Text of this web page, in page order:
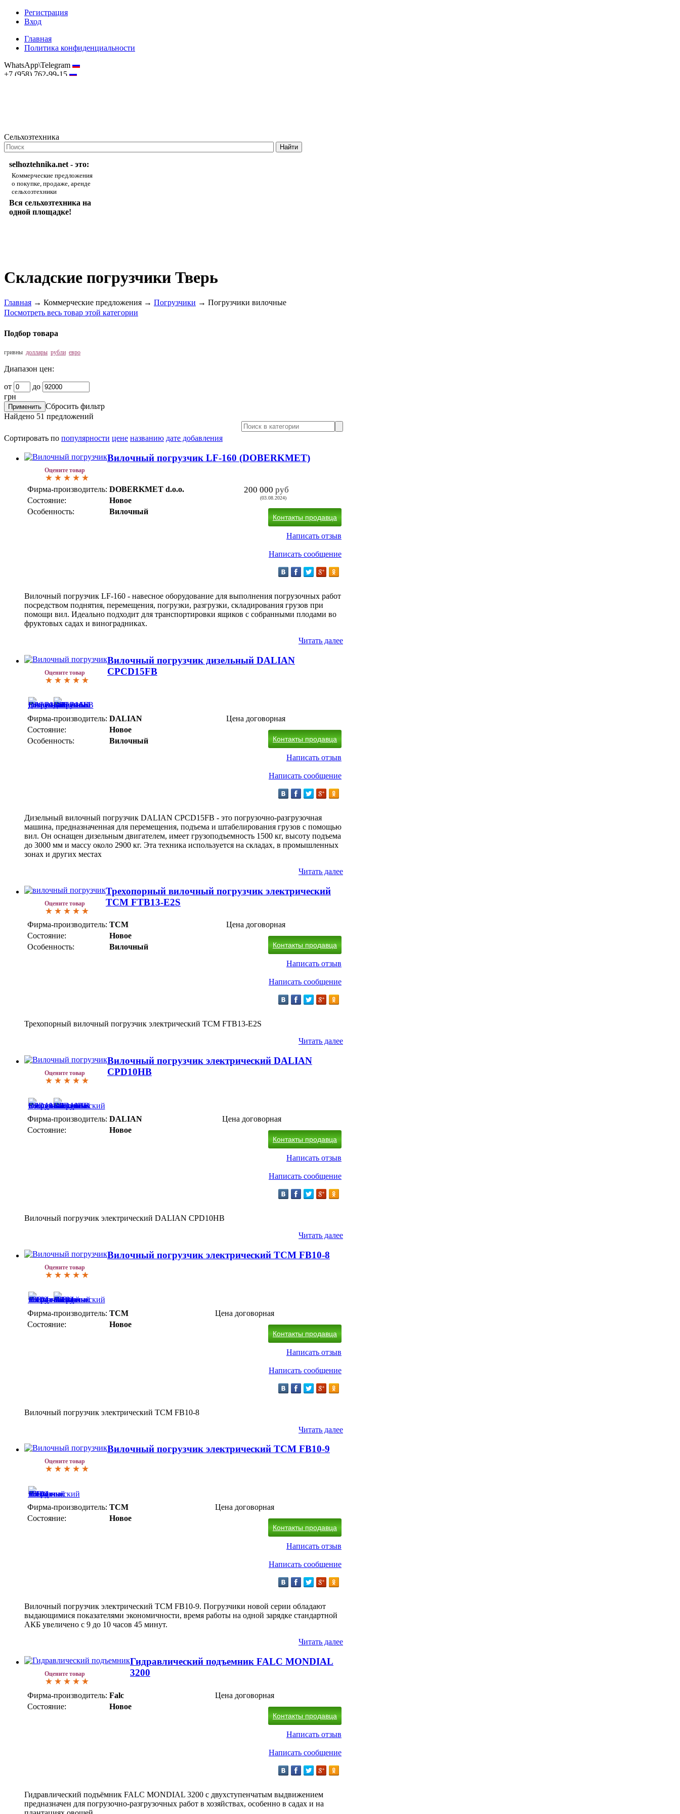
Регистрация
Вход
Главная
Политика конфиденциальности
WhatsApp\Telegram
+7 (958) 762-99-15
Сельхозтехника
selhoztehnika.net - это:
Коммерческие предложения
о покупке, продаже, аренде
сельхозтехники
Вся сельхозтехника на
одной площадке!
Складские погрузчики Тверь
Главная → Коммерческие предложения → Погрузчики → Погрузчики вилочные
Посмотреть весь товар этой категории
Подбор товара
гривны доллары рубли евро
Диапазон цен:
от
до
грн
Сбросить фильтр
Найдено 51 предложений
Сортировать по популярности цене названию дате добавления
Оцените товар
Вилочный погрузчик LF-160 (DOBERKMET)
Фирма-производитель: DOBERKMET d.o.o.
Состояние:
Новое
Особенность:
Вилочный
200 000 руб
(03.08.2024)
Контакты продавца
Написать отзыв
Написать сообщение
Вилочный погрузчик LF-160 - навесное оборудование для выполнения погрузочных работ
посредством поднятия, перемещения, погрузки, разгрузки, складирования грузов при
помощи вил. Идеально подходит для транспортировки ящиков с собранными плодами во
фруктовых садах и виноградниках.
Читать далее
Оцените товар
Вилочный погрузчик дизельный DALIAN
CPCD15FB
Фирма-производитель: DALIAN
Состояние:
Новое
Особенность:
Вилочный
Цена договорная
Контакты продавца
Написать отзыв
Написать сообщение
Дизельный вилочный погрузчик DALIAN CPCD15FB - это погрузочно-разгрузочная
машина, предназначенная для перемещения, подъема и штабелирования грузов с помощью
вил. Он оснащен дизельным двигателем, имеет грузоподъемность 1500 кг, высоту подъема
до 3000 мм и массу около 2900 кг. Эта техника используется на складах, в промышленных
зонах и других местах
Читать далее
Оцените товар
Трехопорный вилочный погрузчик электрический
TCM FTB13-E2S
Фирма-производитель: TCM
Состояние:
Новое
Особенность:
Вилочный
Цена договорная
Контакты продавца
Написать отзыв
Написать сообщение
Трехопорный вилочный погрузчик электрический TCM FTB13-E2S
Читать далее
Оцените товар
Вилочный погрузчик электрический DALIAN
CPD10HB
Фирма-производитель: DALIAN
Состояние:
Новое
Цена договорная
Контакты продавца
Написать отзыв
Написать сообщение
Вилочный погрузчик электрический DALIAN CPD10HB
Читать далее
Оцените товар
Вилочный погрузчик электрический TCM FB10-8
Фирма-производитель: TCM
Состояние:
Новое
Цена договорная
Контакты продавца
Написать отзыв
Написать сообщение
Вилочный погрузчик электрический TCM FB10-8
Читать далее
Оцените товар
Вилочный погрузчик электрический TCM FB10-9
Фирма-производитель: TCM
Состояние:
Новое
Цена договорная
Контакты продавца
Написать отзыв
Написать сообщение
Вилочный погрузчик электрический TCM FB10-9. Погрузчики новой серии обладают
выдающимися показателями экономичности, время работы на одной зарядке стандартной
АКБ увеличено с 9 до 10 часов 45 минут.
Читать далее
Оцените товар
Гидравлический подъемник FALC MONDIAL
3200
Фирма-производитель: Falc
Состояние:
Новое
Цена договорная
Контакты продавца
Написать отзыв
Написать сообщение
Гидравлический подъёмник FALC MONDIAL 3200 с двухступенчатым выдвижением
предназначен для погрузочно-разгрузочных работ в хозяйствах, особенно в садах и на